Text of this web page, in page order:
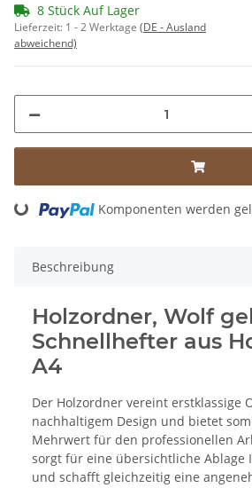
8 Stück Auf Lager
Lieferzeit: 1 - 2 Werktage (DE - Ausland
abweichend)
Loading... Komponenten werden
Beschreibung
Holzordner, Wolf
Schnellhefter aus
A4
Der Holzordner vereint erstklassige
nachhaltigem Design und bietet
Mehrwert für den professionellen
sorgt für eine übersichtliche Ablage
und schafft gleichzeitig eine